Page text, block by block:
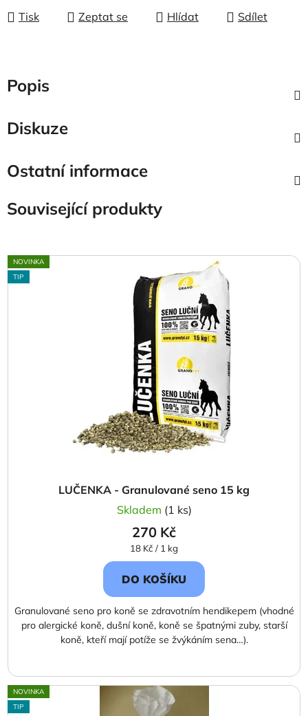
Tisk Zeptat se Hlídat Sdílet
Popis
Diskuze
Ostatní informace
Související produkty
NOVINKA
TIP
LUČENKA - Granulované seno 15 kg
Skladem (1 ks)
270 Kč
Měrná
cena:
18 Kč / 1 kg
DO KOŠÍKU
Granulované seno pro koně se zdravotním hendikepem (vhodné
pro alergické koně, dušní koně, koně se špatnými zuby, starší
koně, kteří mají potíže se žvýkáním sena…).
NOVINKA
TIP